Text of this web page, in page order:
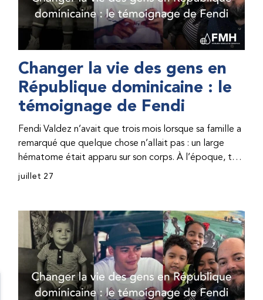
Changer la vie des gens en
République dominicaine : le
témoignage de Fendi
Fendi Valdez n’avait que trois mois lorsque sa famille a
remarqué que quelque chose n’allait pas : un large
hématome était apparu sur son corps. À l’époque, très
peu de professionnel·les de santé de République
correct, le traitement était encore largement
indisponible. Les concentrés de facteur étaient chers
et difficiles à se procurer. Afin que son traitement dure
plus longtemps, Fendi prenait parfois une dose
inférieure à celle prescrite. À cause de ces soins limités,
il avait fréquemment des saignements, manquait
juillet 27